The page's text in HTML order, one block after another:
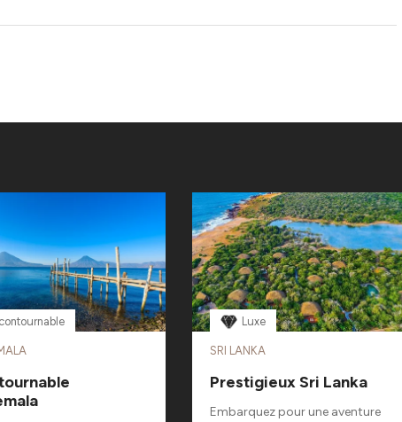
Luxe
SRI LANKA
Prestigieux Sri Lanka
Embarquez pour une aventure